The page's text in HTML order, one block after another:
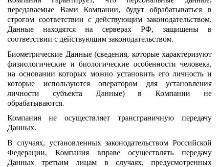
передаваемые Вами Компании, будут обрабатываться в
строгом соответствии с действующим законодательством.
Данные находятся на серверах РФ, защищены в
соответствии с действующим законодательством.
Биометрические Данные (сведения, которые характеризуют
физиологические и биологические особенности человека,
на основании которых можно установить его личность и
которые используются оператором для установления
личности субъекта Данные) в Компании не
обрабатываются.
Компания не осуществляет трансграничную передачу
Данных.
В случаях, установленных законодательством Российской
Федерации, Компания вправе осуществлять передачу
Данных третьим лицам в случаях, предусмотренных